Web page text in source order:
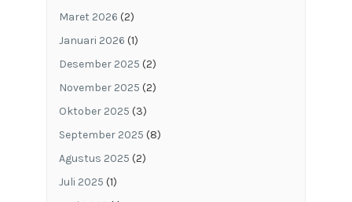
Maret 2026 (2)
Januari 2026 (1)
Desember 2025 (2)
November 2025 (2)
Oktober 2025 (3)
September 2025 (8)
Agustus 2025 (2)
Juli 2025 (1)